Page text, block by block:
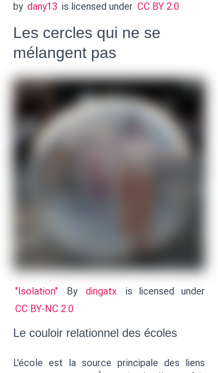
by dany13 is licensed under CC BY 2.0
Les cercles qui ne se
mélangent pas
"Isolation" By dingatx
is licensed under
CC BY-NC 2.0
Le couloir relationnel des écoles
L'école est la source principale des liens